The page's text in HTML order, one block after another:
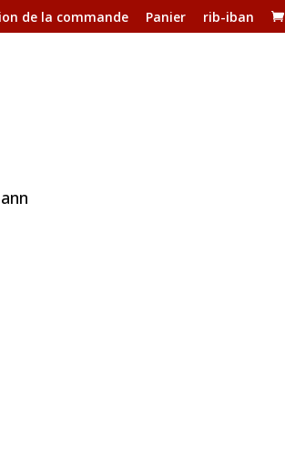
de la commande Panier rib-iban